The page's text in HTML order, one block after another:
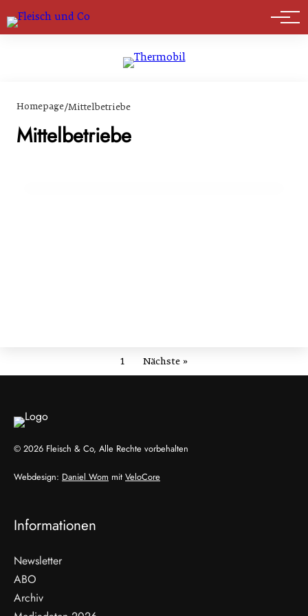
Marktführer
Homepage/Mittelbetriebe
Mittelbetriebe
14. März 2024
Schutzmaßnahmen und Entlastungen für
Landwirte : Wichtige Themen im
1 Nächste »
© 2026 Fleisch & Co, Alle Rechte vorbehalten
Webdesign: Daniel Wom mit VeloCore
Informationen
Newsletter
ABO
Archiv